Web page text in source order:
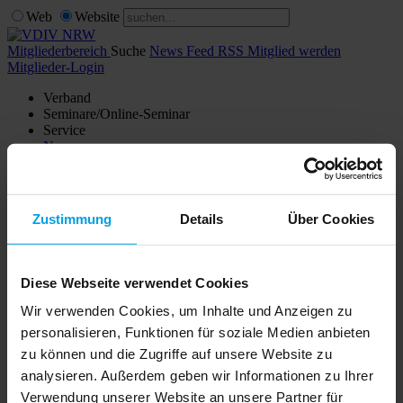
Zustimmung Details Über Cookies
Diese Webseite verwendet Cookies
Wir verwenden Cookies, um Inhalte und Anzeigen zu
personalisieren, Funktionen für soziale Medien anbieten
zu können und die Zugriffe auf unsere Website zu
analysieren. Außerdem geben wir Informationen zu Ihrer
Verwendung unserer Website an unsere Partner für
Web Website
Mitgliederbereich Suche News Feed RSS Mitglied werden
Mitglieder-Login
Verband
Seminare/Online-Seminar
Service
News
Verwaltersuche
Mitglieder Login
Noch kein Mitglied?
Hier erhalten Sie weitere Infos zurMitgliedschaft im VDIV NRW
Mitgliederbereich Mitglied werden
Verband